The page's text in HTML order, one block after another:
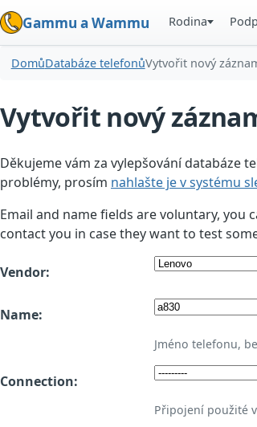
Gammu a Wammu Rodina
DomůDatabáze telefonůVytvořit nový
Vytvořit nový
Děkujeme vám za vylepšování databáze
problémy, prosím nahlašte je v systému
Email and name fields are voluntary, you
contact you in case they want to test
Vendor:
Name:
Jméno telefonu,
Connection:
Připojení použité